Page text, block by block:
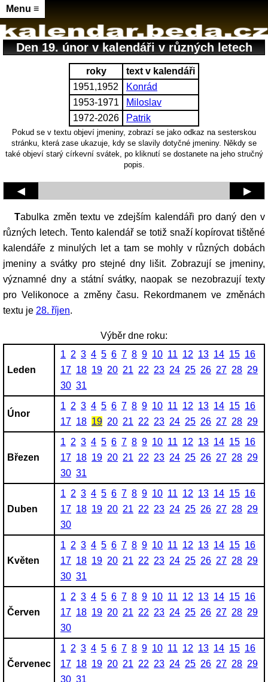
Menu ≡
Den 19. únor v kalendáři v různých letech
roky
text v kalendáři
1951,1952
Konrád
1953-1971
Miloslav
1972-2026
Patrik
Pokud se v textu objeví jmeniny, zobrazí se jako odkaz na sesterskou
stránku, která zase ukazuje, kdy se slavily dotyčné jmeniny. Někdy se
také objeví starý církevní svátek, po kliknutí se dostanete na jeho stručný
popis.
◀ ▶
Tabulka změn textu ve zdejším kalendáři pro daný den v
různých letech. Tento kalendář se totiž snaží kopírovat tištěné
kalendáře z minulých let a tam se mohly v různých dobách
jmeniny a svátky pro stejné dny lišit. Zobrazují se jmeniny,
významné dny a státní svátky, naopak se nezobrazují texty
pro Velikonoce a změny času. Rekordmanem ve změnách
textu je 28. říjen.
Výběr dne roku:
Leden
1 2 3 4 5 6 7 8 9 10 11 12 13 14 15 16
17 18 19 20 21 22 23 24 25 26 27 28 29
30 31
Únor
1 2 3 4 5 6 7 8 9 10 11 12 13 14 15 16
17 18 19 20 21 22 23 24 25 26 27 28 29
Březen
1 2 3 4 5 6 7 8 9 10 11 12 13 14 15 16
17 18 19 20 21 22 23 24 25 26 27 28 29
30 31
Duben
1 2 3 4 5 6 7 8 9 10 11 12 13 14 15 16
17 18 19 20 21 22 23 24 25 26 27 28 29
30
Květen
1 2 3 4 5 6 7 8 9 10 11 12 13 14 15 16
17 18 19 20 21 22 23 24 25 26 27 28 29
30 31
Červen
1 2 3 4 5 6 7 8 9 10 11 12 13 14 15 16
17 18 19 20 21 22 23 24 25 26 27 28 29
30
Červenec
1 2 3 4 5 6 7 8 9 10 11 12 13 14 15 16
17 18 19 20 21 22 23 24 25 26 27 28 29
30 31